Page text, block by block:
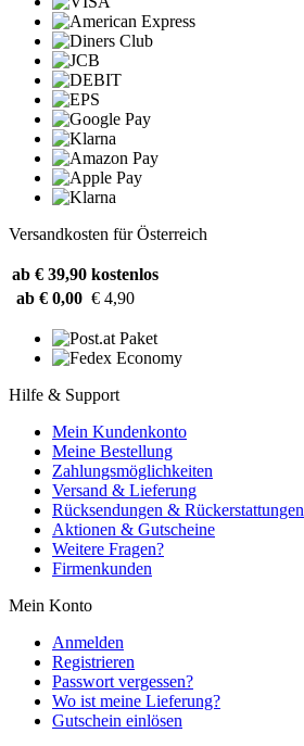
Versandkosten für Österreich
ab € 39,90 kostenlos
ab € 0,00 € 4,90
Hilfe & Support
Mein Kundenkonto
Meine Bestellung
Zahlungsmöglichkeiten
Versand & Lieferung
Rücksendungen & Rückerstattungen
Aktionen & Gutscheine
Weitere Fragen?
Firmenkunden
Mein Konto
Anmelden
Registrieren
Passwort vergessen?
Wo ist meine Lieferung?
Gutschein einlösen